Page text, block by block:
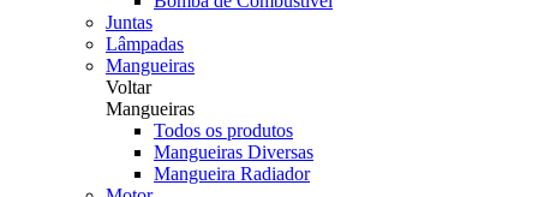
Juntas
Lâmpadas
Mangueiras
Voltar
Mangueiras
Todos os produtos
Mangueiras Diversas
Mangueira Radiador